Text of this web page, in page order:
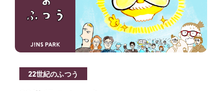
22世紀のふつう